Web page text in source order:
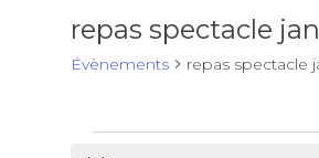
repas spectacle
Évènements repas spectacle